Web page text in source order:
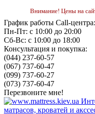
Внимание! Цены на
График работы Call-центра:
Пн-Пт: с 10:00 до 20:00
Сб-Вс: с 10:00 до 18:00
Консультация и покупка:
(044) 237-60-57
(067) 737-60-47
(099) 737-60-27
(073) 737-60-47
Перезвоните мне!